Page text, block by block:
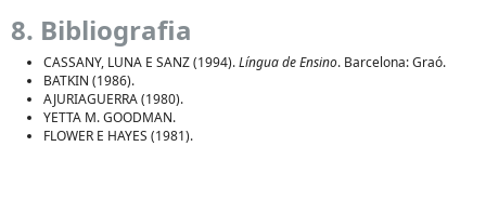
8. Bibliografia
CASSANY, LUNA E SANZ (1994).Língua de Ensino. Barcelona: Graó.
BATKIN (1986).
AJURIAGUERRA (1980).
YETTA M. GOODMAN.
FLOWER E HAYES (1981).